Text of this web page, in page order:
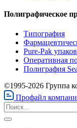
Полиграфическое
Типография
Pure-Pak
Оперативная
Полиграфия
©1995-2026 Группа
Профайл